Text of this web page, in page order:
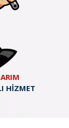
HİZMET